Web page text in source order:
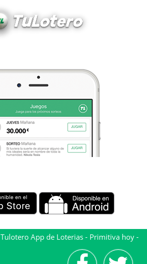
Tulotero App de Loterias - Primitiva hoy -